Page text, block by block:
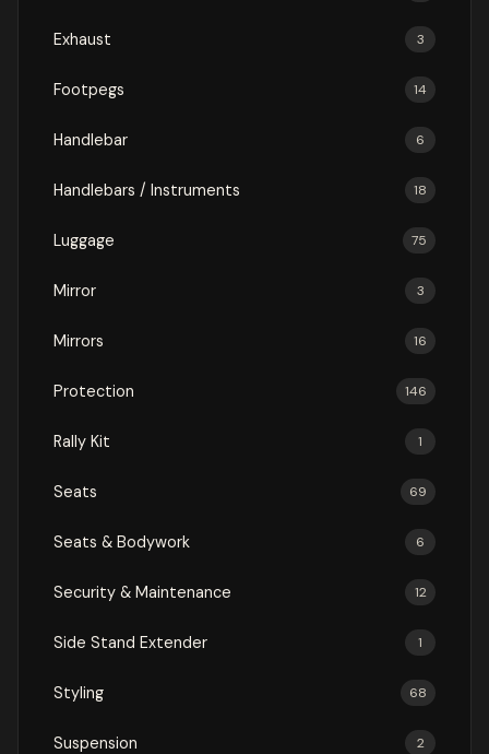
Exhaust 3
Footpegs 14
Handlebar 6
Handlebars / Instruments 18
Luggage 75
Mirror 3
Mirrors 16
Protection 146
Rally Kit 1
Seats 69
Seats & Bodywork 6
Security & Maintenance 12
Side Stand Extender 1
Styling 68
Suspension 2